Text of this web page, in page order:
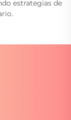
estrategias de